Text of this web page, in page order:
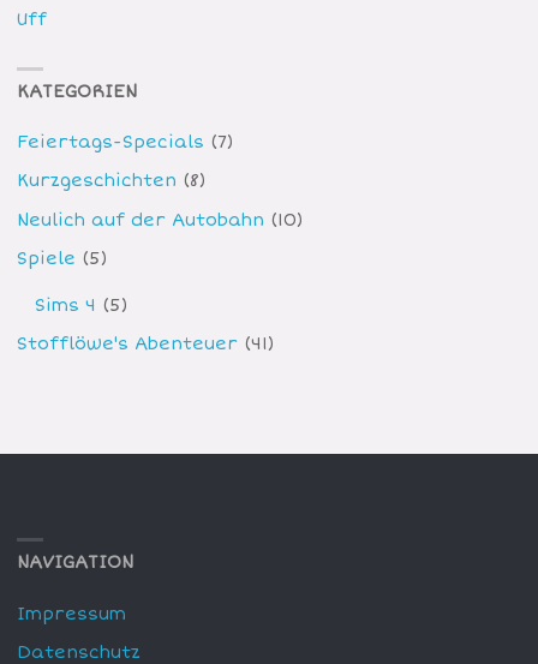
Uff
KATEGORIEN
Feiertags-Specials (7)
Kurzgeschichten (8)
Neulich auf der Autobahn (10)
Spiele (5)
Sims 4 (5)
Stofflöwe's Abenteuer (41)
NAVIGATION
Impressum
Datenschutz